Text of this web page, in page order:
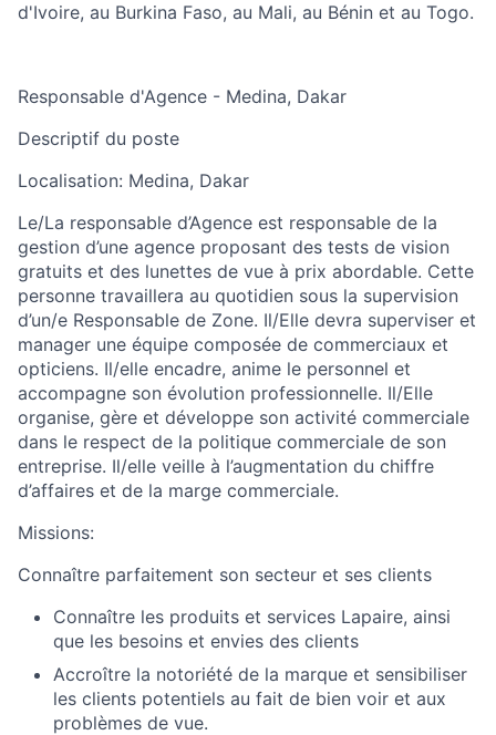
d'Ivoire, au Burkina Faso, au Mali, au Bénin et au Togo.
Responsable d'Agence - Medina, Dakar
Descriptif du poste
Localisation: Medina, Dakar
Le/La responsable d’Agence est responsable de la
gestion d’une agence proposant des tests de vision
gratuits et des lunettes de vue à prix abordable. Cette
personne travaillera au quotidien sous la supervision
d’un/e Responsable de Zone. Il/Elle devra superviser et
manager une équipe composée de commerciaux et
opticiens. Il/elle encadre, anime le personnel et
accompagne son évolution professionnelle. Il/Elle
organise, gère et développe son activité commerciale
dans le respect de la politique commerciale de son
entreprise. Il/elle veille à l’augmentation du chiffre
d’affaires et de la marge commerciale.
Missions:
Connaître parfaitement son secteur et ses clients
Connaître les produits et services Lapaire, ainsi
que les besoins et envies des clients
Accroître la notoriété de la marque et sensibiliser
les clients potentiels au fait de bien voir et aux
problèmes de vue.